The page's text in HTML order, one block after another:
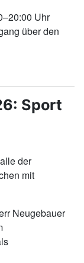
Uhr
über den
Sport
der
mit
Neugebauer